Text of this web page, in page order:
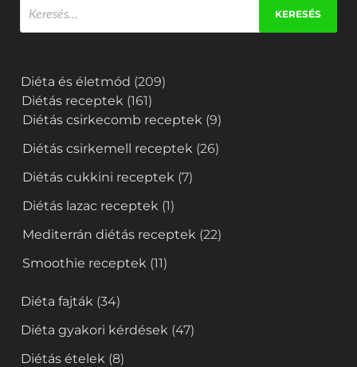
Diéta és életmód (209)
Diétás receptek (161)
Diétás csirkecomb receptek (9)
Diétás csirkemell receptek (26)
Diétás cukkini receptek (7)
Diétás lazac receptek (1)
Mediterrán diétás receptek (22)
Smoothie receptek (11)
Diéta fajták (34)
Diéta gyakori kérdések (47)
Diétás ételek (8)